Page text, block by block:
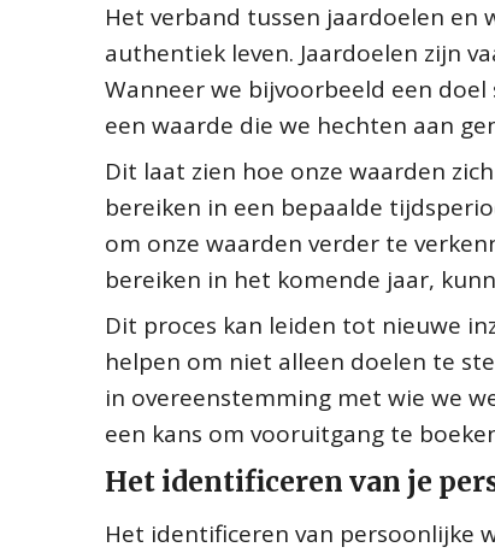
Het verband tussen jaardoelen en
authentiek leven. Jaardoelen zijn
Wanneer we bijvoorbeeld een
een waarde die we hechten aan
Dit laat zien hoe onze waarden
bereiken in een bepaalde
om onze waarden verder te
bereiken in het komende jaar,
Dit proces kan leiden tot nieuwe
helpen om niet alleen doelen te
in overeenstemming met wie we
een kans om vooruitgang te
Het identificeren van je
Het identificeren van persoonlijke